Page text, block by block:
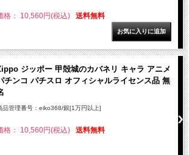
格： 10,560円(税込) 送料無料
ジッポー 甲殻城のカバネリ キャラ アニメ
チンコ パチスロ オフィシャルライセンス品 無
品管理番号：eiko368/銀[1万円以上]
格： 10,560円(税込) 送料無料